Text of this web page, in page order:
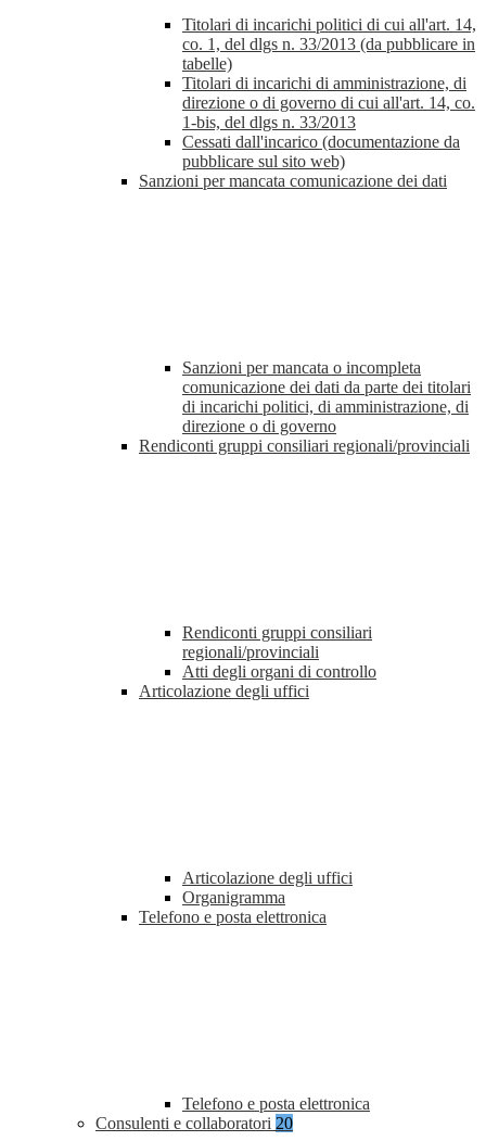
Titolari di incarichi politici di cui all'art. 14,
co. 1, del dlgs n. 33/2013 (da pubblicare in
tabelle)
Titolari di incarichi di amministrazione, di
direzione o di governo di cui all'art. 14, co.
1-bis, del dlgs n. 33/2013
Cessati dall'incarico (documentazione da
pubblicare sul sito web)
Sanzioni per mancata comunicazione dei dati
Sanzioni per mancata o incompleta
comunicazione dei dati da parte dei titolari
di incarichi politici, di amministrazione, di
direzione o di governo
Rendiconti gruppi consiliari regionali/provinciali
Rendiconti gruppi consiliari
regionali/provinciali
Atti degli organi di controllo
Articolazione degli uffici
Articolazione degli uffici
Organigramma
Telefono e posta elettronica
Telefono e posta elettronica
Consulenti e collaboratori 20